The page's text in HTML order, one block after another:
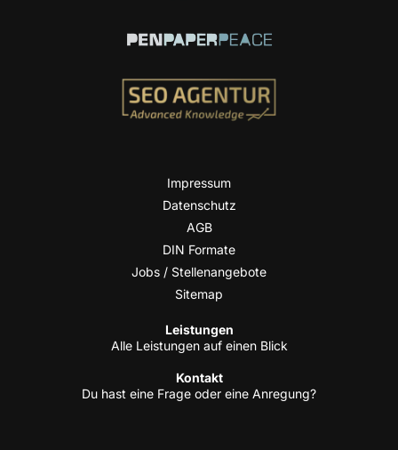
Impres­sum
Daten­schutz
AGB
DIN For­ma­te
Jobs / Stellenangebote
Site­map
Leis­tun­gen
Alle Leis­tun­gen auf einen Blick
Kon­takt
Du hast eine Fra­ge oder eine Anregung?